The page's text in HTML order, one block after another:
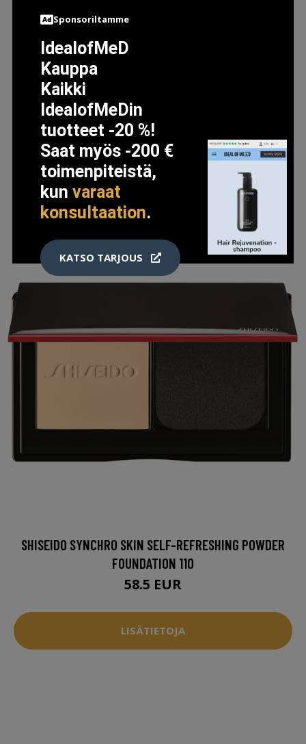
L'ORÉAL PARIS INFAILLIBLE LOOSE POWDER 01
10.9 EUR
LISÄTIETOJA
SHISEIDO SYNCHRO SKIN SELF-REFRESHING POWDER
FOUNDATION 110
58.5 EUR
LISÄTIETOJA
Sponsoriltamme
IdealofMeD
Kauppa
Kaikki
IdealofMeDin
tuotteet -20 %!
Saat myös -200 €
toimenpiteistä,
kunvaraat
konsultaation.
KATSO TARJOUS